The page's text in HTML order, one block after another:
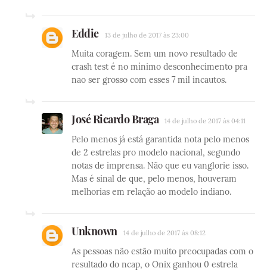
Eddie 13 de julho de 2017 às 23:00
Muita coragem. Sem um novo resultado de
crash test é no mínimo desconhecimento pra
nao ser grosso com esses 7 mil incautos.
José Ricardo Braga 14 de julho de 2017 às 04:11
Pelo menos já está garantida nota pelo menos
de 2 estrelas pro modelo nacional, segundo
notas de imprensa. Não que eu vanglorie isso.
Mas é sinal de que, pelo menos, houveram
melhorias em relação ao modelo indiano.
Unknown 14 de julho de 2017 às 08:12
As pessoas não estão muito preocupadas com o
resultado do ncap, o Onix ganhou 0 estrela